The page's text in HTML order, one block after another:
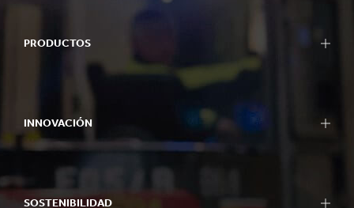
PRODUCTOS
INNOVACIÓN
SOSTENIBILIDAD